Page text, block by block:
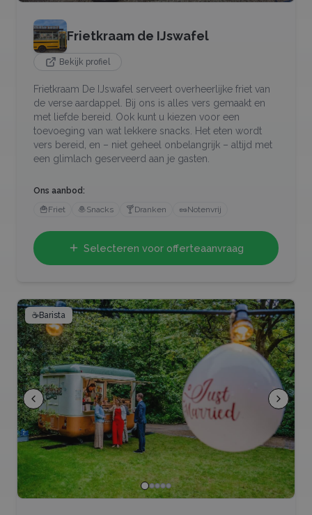
Frietkraam de IJswafel
Bekijk profiel
Frietkraam De IJswafel serveert overheerlijke friet van
de verse aardappel. Bij ons is alles vers gemaakt en
met liefde bereid. Ook kunt u kiezen voor een
toevoeging van wat lekkere snacks. Het eten wordt
vers bereid, en – niet geheel onbelangrijk – altijd met
een glimlach geserveerd aan je gasten.
Ons aanbod:
🍟Friet 🧆Snacks 🍸Dranken 🥜Notenvrij
Selecteren voor offerteaanvraag
☕Barista